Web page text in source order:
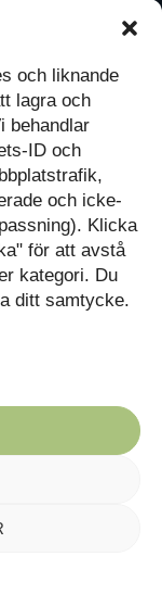
och liknande
lagra och
behandlar
ID och
och icke-
Klicka
för att avstå
kategori. Du
ditt samtycke.
på Facebook
på Pinterest
på LinkedIn
och ungas
som inspiration
som
till en ny